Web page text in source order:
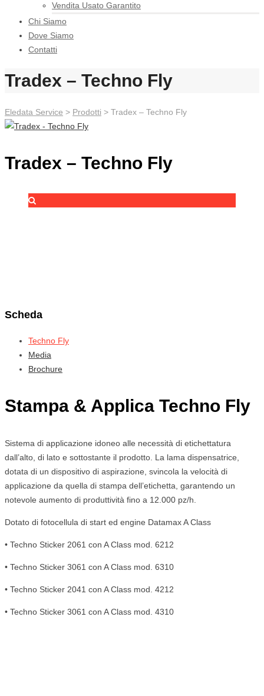
Vendita Usato Garantito
Chi Siamo
Dove Siamo
Contatti
Tradex – Techno Fly
Eledata Service > Prodotti > Tradex – Techno Fly
Tradex – Techno Fly
Scheda
Techno Fly
Media
Brochure
Stampa & Applica Techno Fly
Sistema di applicazione idoneo alle necessità di etichettatura
dall’alto, di lato e sottostante il prodotto. La lama dispensatrice,
dotata di un dispositivo di aspirazione, svincola la velocità di
applicazione da quella di stampa dell’etichetta, garantendo un
notevole aumento di produttività fino a 12.000 pz/h.
Dotato di fotocellula di start ed engine Datamax A Class
• Techno Sticker 2061 con A Class mod. 6212
• Techno Sticker 3061 con A Class mod. 6310
• Techno Sticker 2041 con A Class mod. 4212
• Techno Sticker 3061 con A Class mod. 4310